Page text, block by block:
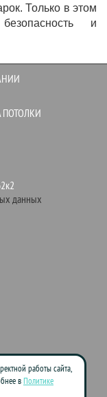
Только в этом
и
данных
работы сайта,
вПолитике